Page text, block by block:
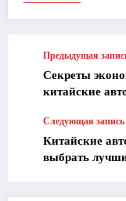
Предыдущая
Секреты
китайские
Следующая запись
Китайские
выбрать